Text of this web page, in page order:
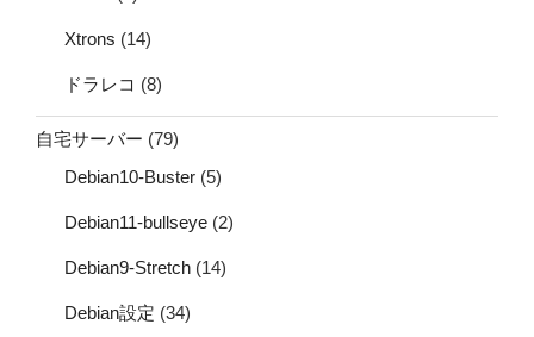
Xtrons (14)
ドラレコ (8)
自宅サーバー (79)
Debian10-Buster (5)
Debian11-bullseye (2)
Debian9-Stretch (14)
Debian設定 (34)